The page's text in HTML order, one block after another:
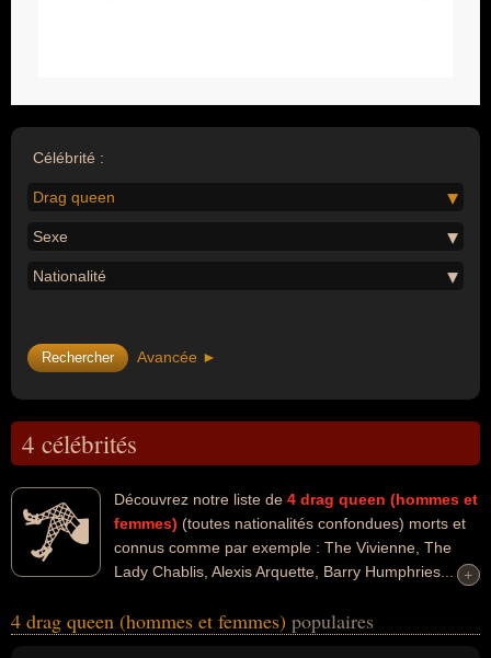
Célébrité :
Drag queen
Sexe
Nationalité
Avancée ►
4 célébrités
Découvrez notre liste de 4 drag queen (hommes et
femmes) (toutes nationalités confondues) morts et
connus comme par exemple : The Vivienne, The
Lady Chablis, Alexis Arquette, Barry Humphries...
domaines people, de la télévision, de l'art, du cinéma, du
+
+
4 drag queen (hommes et femmes) populaires